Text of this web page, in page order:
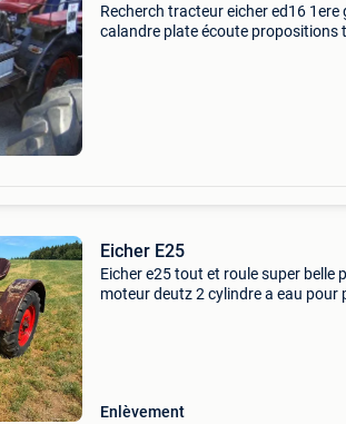
Recherch tracteur eicher ed16 1ere
calandre plate écoute propositions
Eicher E25
Eicher e25 tout et roule super belle
moteur deutz 2 cylindre a eau pour
Enlèvement